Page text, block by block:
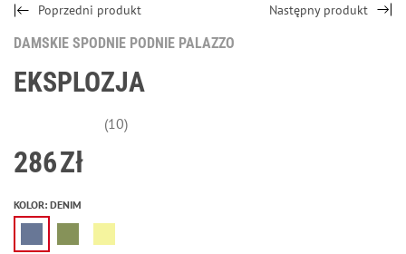
Poprzedni produkt Następny produkt
DAMSKIE SPODNIE PODNIE PALAZZO
EKSPLOZJA
(10)
286Zł
KOLOR: DENIM